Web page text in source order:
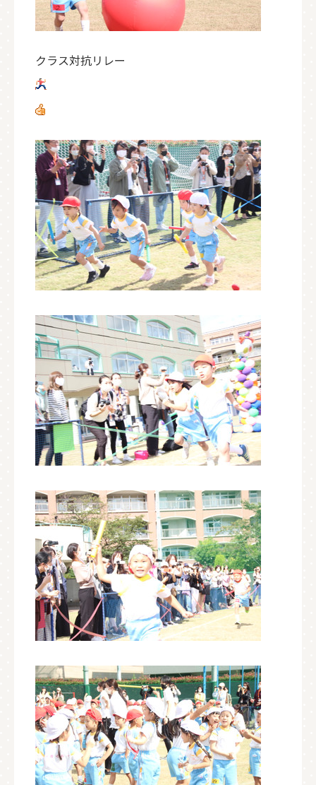
クラス対抗リレー